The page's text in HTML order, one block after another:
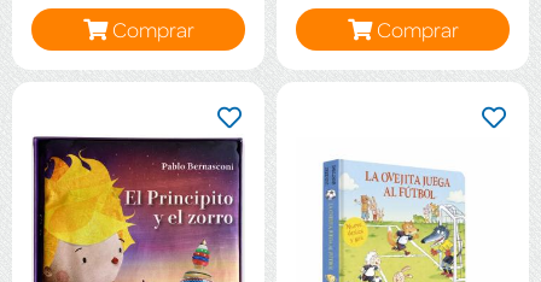
Comprar
Comprar